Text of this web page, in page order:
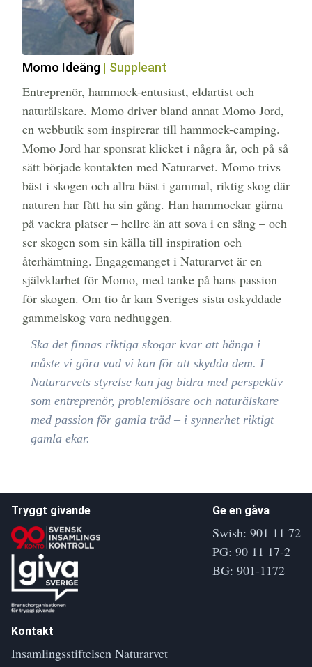
Momo Ideäng | Suppleant
Entreprenör, hammock-entusiast, eldartist och
naturälskare. Momo driver bland annat Momo Jord,
en webbutik som inspirerar till hammock-camping.
Momo Jord har sponsrat klicket i några år, och på så
sätt började kontakten med Naturarvet. Momo trivs
bäst i skogen och allra bäst i gammal, riktig skog där
naturen har fått ha sin gång. Han hammockar gärna
på vackra platser – hellre än att sova i en säng – och
ser skogen som sin källa till inspiration och
återhämtning. Engagemanget i Naturarvet är en
självklarhet för Momo, med tanke på hans passion
för skogen. Om tio år kan Sveriges sista oskyddade
gammelskog vara nedhuggen.
Ska det finnas riktiga skogar kvar att hänga i
måste vi göra vad vi kan för att skydda dem. I
Naturarvets styrelse kan jag bidra med perspektiv
som entreprenör, problemlösare och naturälskare
med passion för gamla träd – i synnerhet riktigt
gamla ekar.
Tryggt givande Ge en gåva
Swish: 901 11 72
PG: 90 11 17-2
BG: 901-1172
Kontakt
Insamlingsstiftelsen Naturarvet